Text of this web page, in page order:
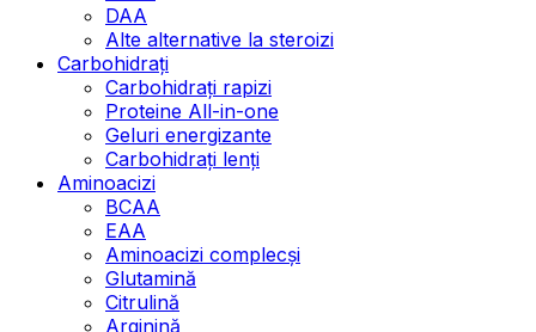
DAA
Alte alternative la steroizi
Carbohidrați
Carbohidrați rapizi
Proteine All-in-one
Geluri energizante
Carbohidrați lenți
Aminoacizi
BCAA
EAA
Aminoacizi complecși
Glutamină
Citrulină
Arginină